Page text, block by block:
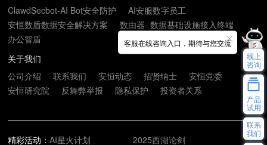
ClawdSecbot-AI Bot安全防护
AI安服数字员工
安恒数盾数据安全解决方案
数由器- 数据基础设施接入终端
办公智盾
关于我们
公司介绍
联系我们 安恒动态 招贤纳士
安恒党委
安恒研究院
反舞弊举报 隐私保护 投资者关系
精彩活动：AI星火计划 2025西湖论剑
客服在线咨询入口，期待与您交流
线上
咨询
产品
试用
联系
我们